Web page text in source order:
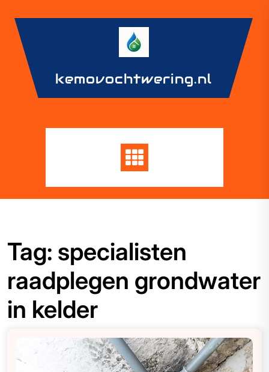
content
kemovochtwering.nl
Tag: specialisten
raadplegen grondwater
in kelder